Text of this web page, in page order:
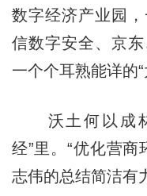
数字经济产业园
信数字安全、京
一个个耳熟能详的“
沃土何以成林
经”里。“优化营
志伟的总结简洁有